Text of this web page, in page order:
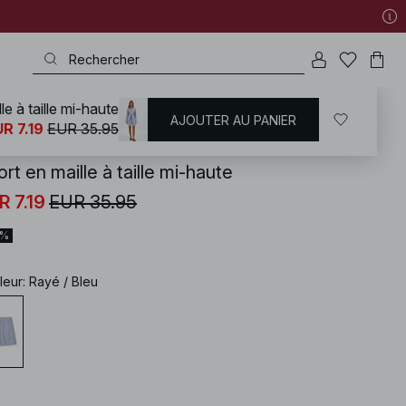
/ Shorts
en maille à taille mi-haute
7.19 EUR 35.95
: Rayé / Bleu
à taille mi-haute
7.19 EUR 35.95 AJOUTER AU PANIER